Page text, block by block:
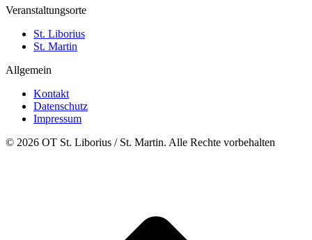
Veranstaltungsorte
St. Liborius
St. Martin
Allgemein
Kontakt
Datenschutz
Impressum
© 2026 OT St. Liborius / St. Martin. Alle Rechte vorbehalten